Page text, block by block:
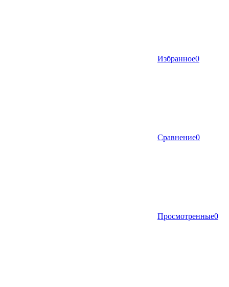
Избранное0
Сравнение0
Просмотренные0